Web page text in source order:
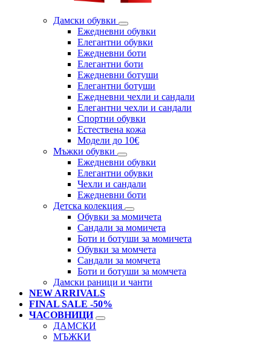
Дамски обувки
Eжедневни обувки
Eлегантни обувки
Eжедневни боти
Eлегантни боти
Eжедневни ботуши
Eлегантни ботуши
Ежедневни чехли и сандали
Елегантни чехли и сандали
Спортни обувки
Естествена кожа
Модели до 10€
Мъжки обувки
Ежедневни обувки
Елегантни обувки
Чехли и сандали
Ежедневни боти
Детска колекция
Обувки за момичета
Сандали за момичета
Боти и ботуши за момичета
Обувки за момчета
Сандали за момчета
Боти и ботуши за момчета
Дамски раници и чанти
NEW ARRIVALS
FINAL SALE -50%
ЧАСОВНИЦИ
ДАМСКИ
МЪЖКИ